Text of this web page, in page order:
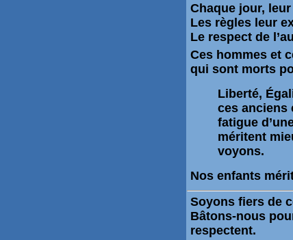
Chaque jour,
Les règles leur
Le respect de
Ces hommes et
qui sont morts
Liberté,
ces anciens
fatigue
méritent
voyons.
Nos enfants
Soyons fiers de
Bâtons-nous
respectent.